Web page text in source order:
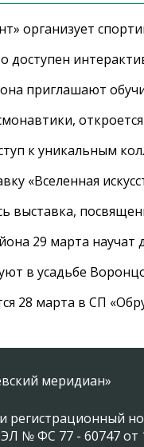
организует
доступен
приглашают
к уникальным
«Вселенная
выставка,
29 марта научат
в усадьбе
28 марта в СП
меридиан»
регистрационный
№ ФС 77 - 60747 от